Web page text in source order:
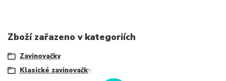
Zboží zařazeno v kategoriích
Zavinovačky
Klasické zavinovačky